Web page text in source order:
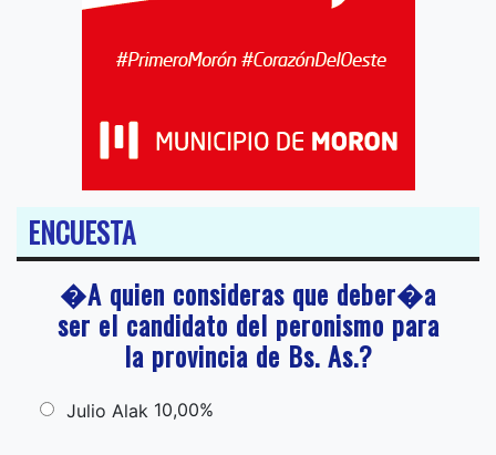
ENCUESTA
�A quien consideras que deber�a
ser el candidato del peronismo para
la provincia de Bs. As.?
Julio Alak 10,00%